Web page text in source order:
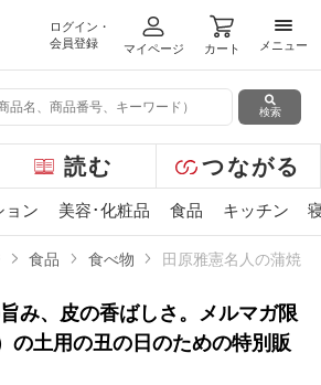
ログイン・
会員登録
マイページ カート
メニ
メニュー
検索
読む つながる
ョン 美容･化粧品 食品 キッチン
食品 食べ物 田原雅憲名人の蒲焼
み、皮の香ばしさ。メルマガ限
の土用の丑の日のための特別販